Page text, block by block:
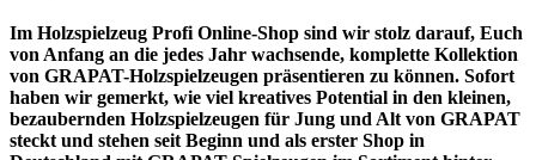
Im Holzspielzeug Profi Online-Shop sind wir stolz darauf, Euch
von Anfang an die jedes Jahr wachsende, komplette Kollektion
von GRAPAT-Holzspielzeugen präsentieren zu können. Sofort
haben wir gemerkt, wie viel kreatives Potential in den kleinen,
bezaubernden Holzspielzeugen für Jung und Alt von GRAPAT
steckt und stehen seit Beginn und als erster Shop in